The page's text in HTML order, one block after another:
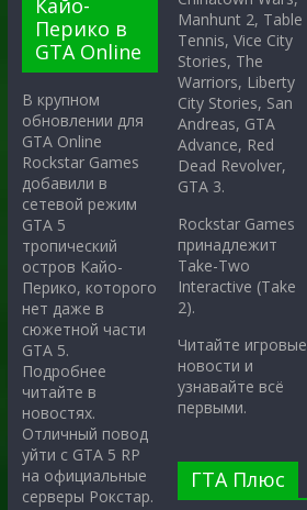
Кайо-
Перико в
GTA Online
В крупном
обновлении для
GTA Online
Rockstar Games
добавили в
сетевой режим
GTA 5
тропический
остров Кайо-
Перико, которого
нет даже в
сюжетной части
GTA 5.
Подробнее
читайте в
новостях.
Отличный повод
уйти с GTA 5 RP
на официальные
серверы Рокстар.
Manhunt 2, Table
Tennis, Vice City
Stories, The
Warriors, Liberty
City Stories, San
Andreas, GTA
Advance, Red
Dead Revolver,
GTA 3.
Rockstar Games
принадлежит
Take-Two
Interactive (Take
2).
Читайте игровые
новости и
узнавайте всё
первыми.
ГТА Плюс